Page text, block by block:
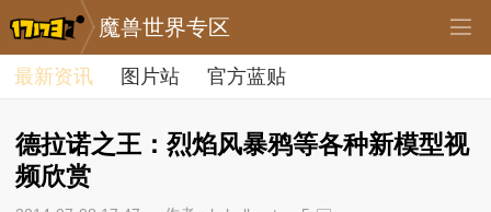
魔兽世界专区
最新资讯 图片站 官方蓝贴
德拉诺之王：烈焰风暴鸦等各种新模型视
频欣赏